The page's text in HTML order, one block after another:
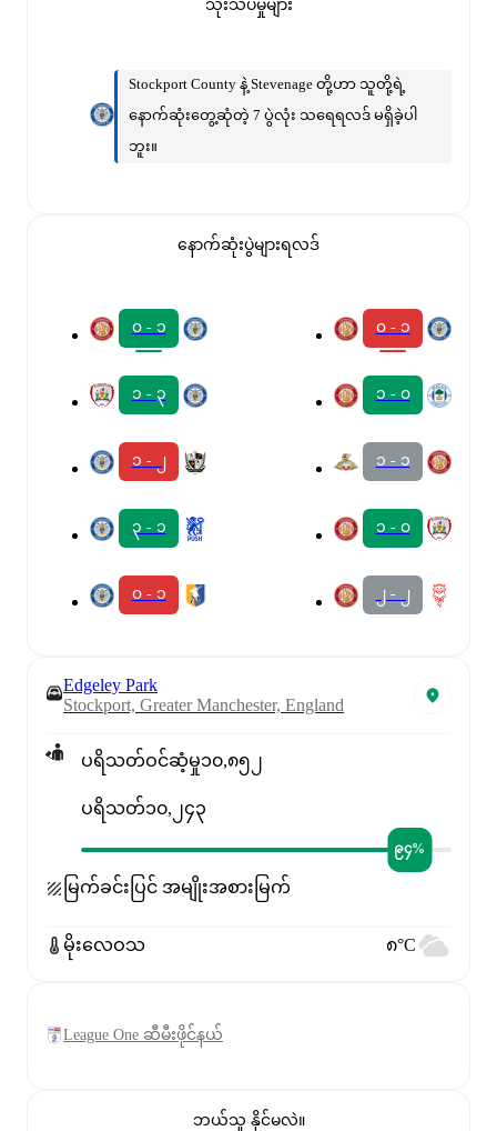
သုံးသပ်မှုများ
Stockport County နဲ့ Stevenage တို့ဟာ သူတို့ရဲ့
နောက်ဆုံးတွေ့ဆုံတဲ့ 7 ပွဲလုံး သရေရလဒ် မရှိခဲ့ပါ
ဘူး။
နောက်ဆုံးပွဲများရလဒ်
၀ - ၁
၁ - ၃
၁ - ၂
၃ - ၁
၀ - ၁
၀ - ၁
၁ - ၀
၁ - ၁
၁ - ၀
၂ - ၂
Edgeley Park
Stockport, Greater Manchester, England
ပရိသတ်ဝင်ဆံ့မှု၁၀,၈၅၂
ပရိသတ်၁၀,၂၄၃
၉၄%
မြက်ခင်းပြင် အမျိုးအစား မြက်
မိုးလေဝသ ၈°C
League One ဆီမီးဖိုင်နယ်
ဘယ်သူ နိုင်မလဲ။